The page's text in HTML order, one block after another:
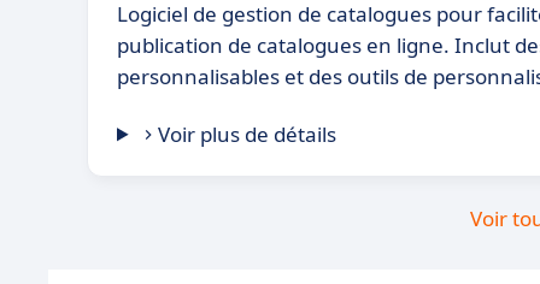
Logiciel de gestion de catalogues pour
publication de catalogues en ligne. Inclut
personnalisables et des outils de
Voir plus de détails
Voir